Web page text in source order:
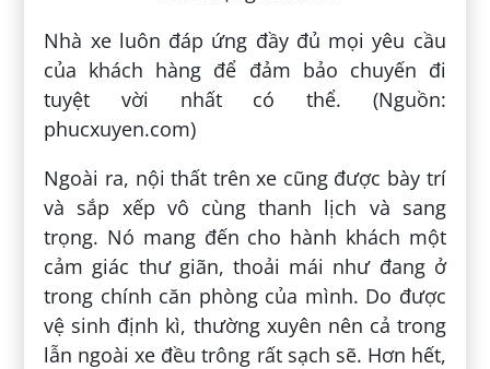
Nhà xe luôn đáp ứng đầy đủ mọi yêu cầu
của khách hàng để đảm bảo chuyến đi
tuyệt vời nhất có thể. (Nguồn:
phucxuyen.com)
Ngoài ra, nội thất trên xe cũng được bày trí
và sắp xếp vô cùng thanh lịch và sang
trọng. Nó mang đến cho hành khách một
cảm giác thư giãn, thoải mái như đang ở
trong chính căn phòng của mình. Do được
vệ sinh định kì, thường xuyên nên cả trong
lẫn ngoài xe đều trông rất sạch sẽ. Hơn hết,